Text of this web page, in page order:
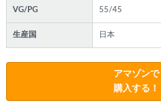
VG/PG 55/45
生産国 日本
アマゾンで
購入する！